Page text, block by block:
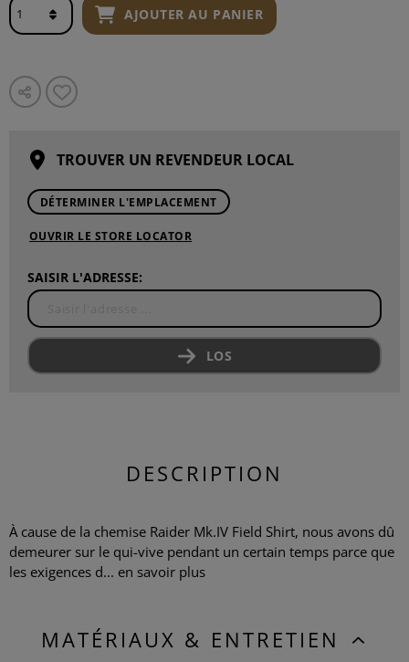
AJOUTER AU PANIER
TROUVER UN REVENDEUR LOCAL
DÉTERMINER L'EMPLACEMENT
OUVRIR LE STORE LOCATOR
SAISIR L'ADRESSE:
LOS
DESCRIPTION
À cause de la chemise Raider Mk.IV Field Shirt, nous avons dû
demeurer sur le qui-vive pendant un certain temps parce que
les exigences d... en savoir plus
MATÉRIAUX & ENTRETIEN